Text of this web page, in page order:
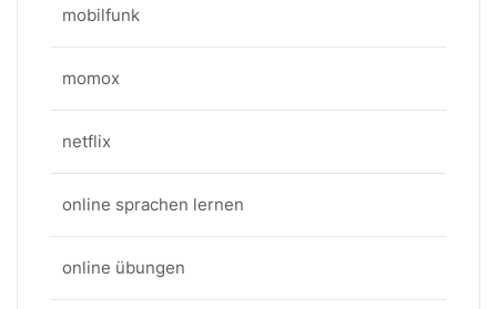
mobilfunk
momox
netflix
online sprachen lernen
online übungen